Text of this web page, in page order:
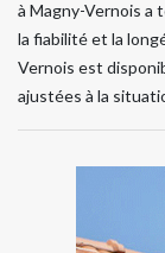
à Magny-Vernois a
la fiabilité et la
Vernois est
ajustées à la